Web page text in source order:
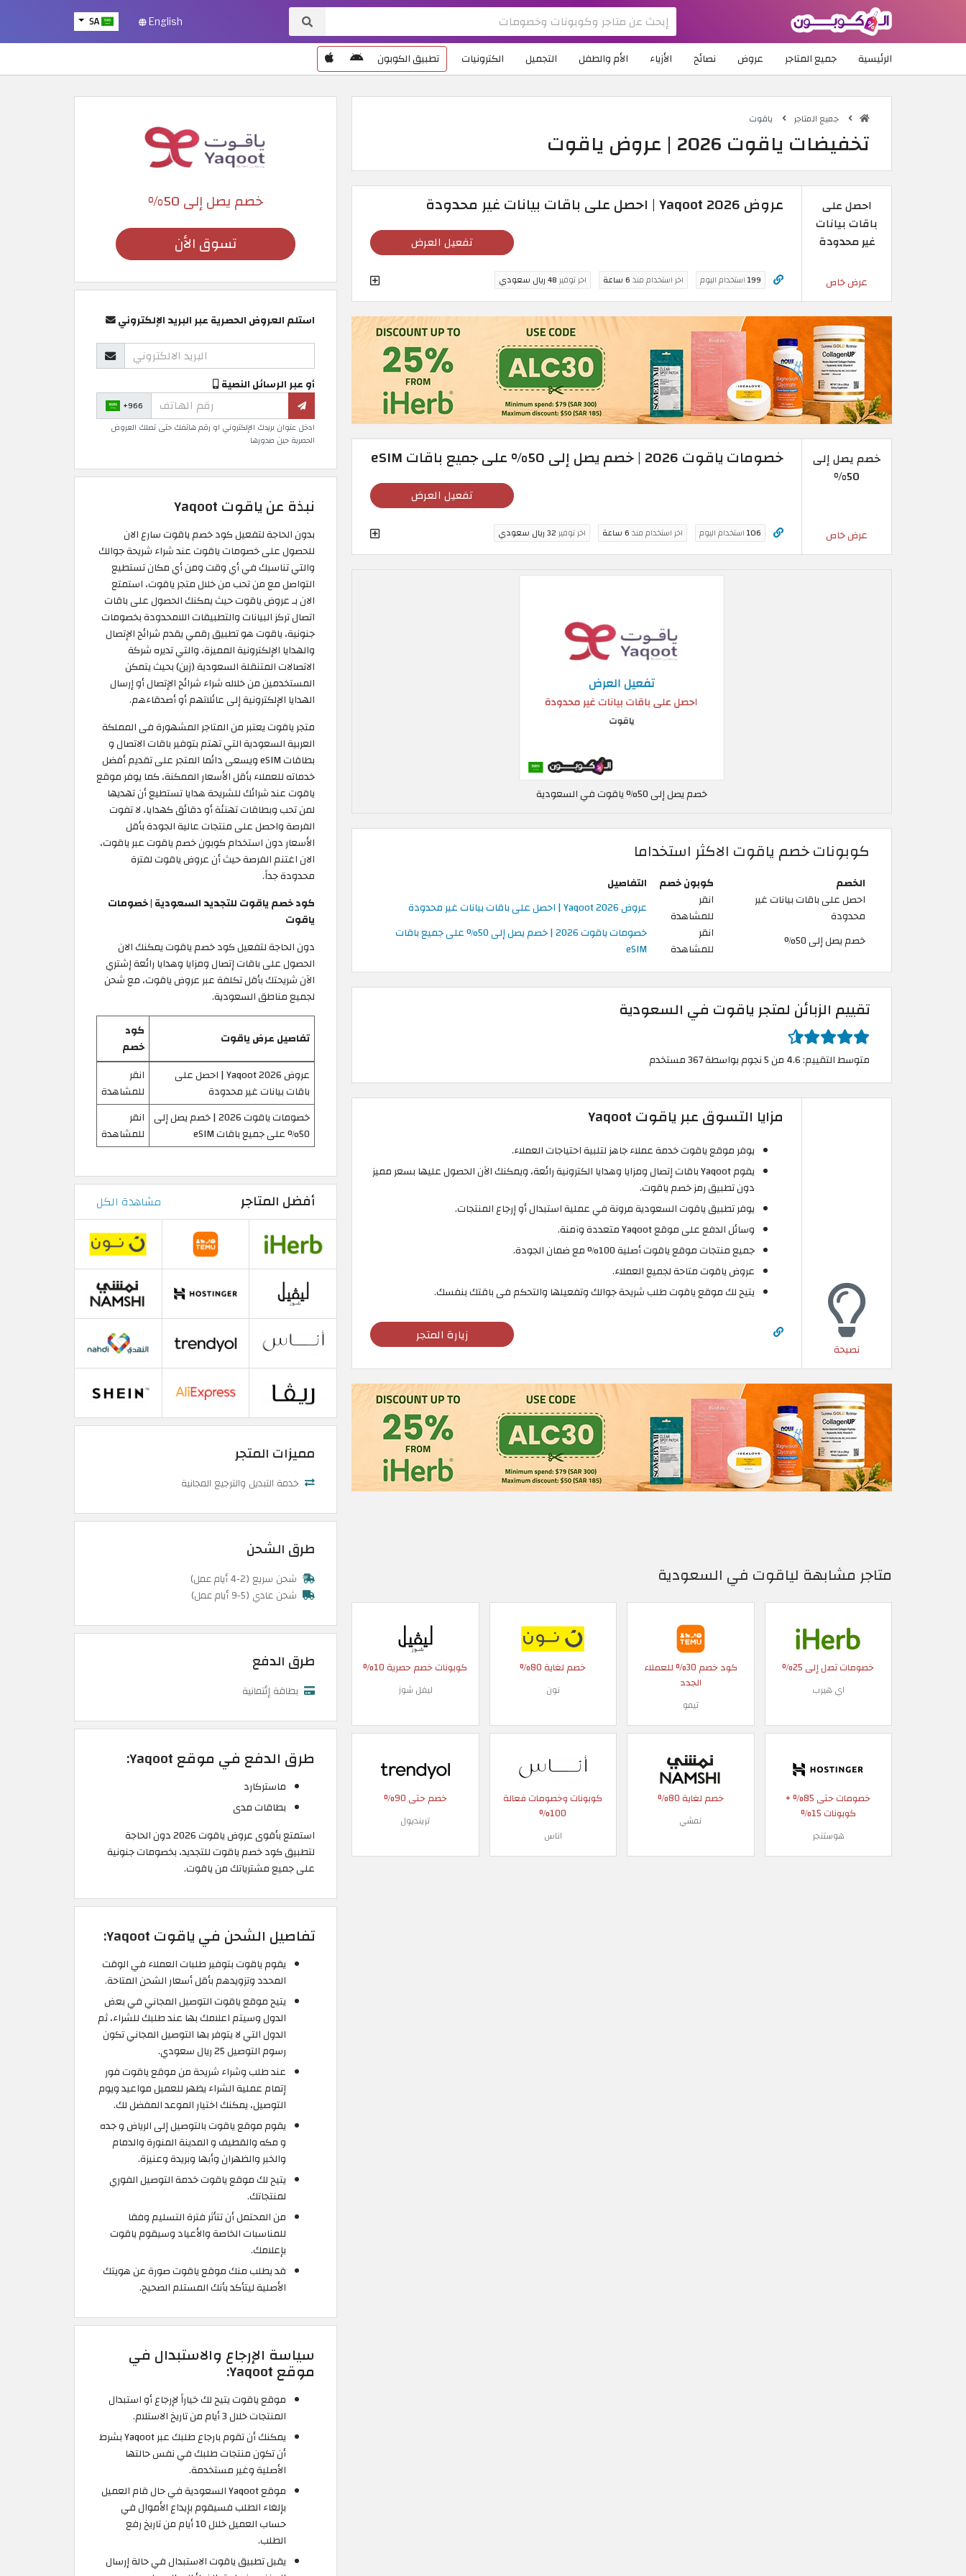
SA English
الرئيسية جميع المتاجر عروض نصائح الأزياء الأم والطفل التجميل الكترونيات تطبيق الكوبون
جميع المتاجر ياقوت
تخفيضات ياقوت 2026 | عروض ياقوت
احصل على
باقات بيانات
غير محدودة
عرض خاص
عروض Yaqoot 2026 | احصل على باقات بيانات غير محدودة
تفعيل العرض
199استخدام اليوم اخر استخدام منذ6 ساعة اخر توفير48 ريال سعودي
خصم يصل إلى
50%
عرض خاص
خصومات ياقوت 2026 | خصم يصل إلى 50% على جميع باقات eSIM
تفعيل العرض
106استخدام اليوم اخر استخدام منذ6 ساعة اخر توفير32 ريال سعودي
خصم يصل إلى 50% ياقوت في السعودية
كوبونات خصم ياقوت الاكثر استخداما
الخصم كوبون خصم
التفاصيل
احصل على باقات بيانات غير
محدودة
انقر
للمشاهدة
عروض Yaqoot 2026 | احصل على باقات بيانات غير محدودة
خصم يصل إلى 50%
انقر
للمشاهدة
خصومات ياقوت 2026 | خصم يصل إلى 50% على جميع باقات
eSIM
تقييم الزبائن لمتجر ياقوت في السعودية
متوسط التقييم: 4.6 من 5 نجوم بواسطة 367 مستخدم
نصيحة
مزايا التسوق عبر ياقوت Yaqoot
يوفر موقع ياقوت خدمة عملاء جاهز لتلبية احتياجات العملاء.
يقوم Yaqoot باقات إتصال ومزايا وهدايا الكترونية رائعة، ويمكنك الآن الحصول عليها بسعر مميز
دون تطبيق رمز خصم ياقوت.
يوفر تطبيق ياقوت السعودية مرونة في عملية استبدال أو إرجاع المنتجات.
وسائل الدفع على موقع Yaqoot متعددة وآمنة.
جميع منتجات موقع ياقوت أصلية 100% مع ضمان الجودة.
عروض ياقوت متاحة لجميع العملاء.
يتيح لك موقع ياقوت طلب شريحة جوالك وتفعيلها والتحكم فى باقتك بنفسك.
زيارة المتجر
متاجر مشابهة لياقوت في السعودية
خصومات تصل إلى 25%
اي هيرب
كود خصم 30% للعملاء
الجدد
تيمو
خصم لغاية 80%
نون
كوبونات خصم حصرية 10%
ليفل شوز
خصومات حتى 85% +
كوبونات 15%
هوستنجر
خصم لغاية 80%
نمشي
كوبونات وخصومات فعالة
100%
اناس
خصم حتى 90%
ترينديول
خصم يصل إلى 50%
تسوق الأن
استلم العروض الحصرية عبر البريد الإلكتروني
أو عبر الرسائل النصية
+966
ادخل عنوان بريدك الإلكتروني او رقم هاتفك حتى تصلك العروض
الحصرية حين صدورها
نبذة عن ياقوت Yaqoot
بدون الحاجة لتفعيل كود خصم ياقوت سارع الان
للحصول على خصومات ياقوت عند شراء شريحة جوالك
والتي تناسبك في أي وقت ومن أي مكان تستطيع
التواصل مع من تحب من خلال متجر ياقوت، استمتع
الان بـ عروض ياقوت حيث يمكنك الحصول على باقات
اتصال تركز البيانات والتطبيقات اللامحدودة بخصومات
جنونية، ياقوت هو تطبيق رقمي يقدم شرائح الإتصال
والهدايا الإلكترونية المميزة، والتي تديره شركة
الاتصالات المتنقلة السعودية (زين) بحيث يتمكن
المستخدمين من خلاله شراء شرائح الإتصال أو إرسال
الهدايا الإلكترونية إلى عائلاتهم أو أصدقاءهم.
متجر ياقوت يعتبر من المتاجر المشهورة فى المملكة
العربية السعودية التي تهتم بتوفير باقات الاتصال و
بطاقات eSIM ويسعى دائما المتجر على تقديم أفضل
خدماته للعملاء بأقل الأسعار الممكنة، كما يوفر موقع
ياقوت عند شرائك للشريحة هدايا تستطيع أن تهديها
لمن تحب وبطاقات تهنئة أو دقائق كهدايا، لا تفوت
الفرصة واحصل على منتجات عالية الجودة بأقل
الأسعار دون استخدام كوبون خصم ياقوت عبر ياقوت،
الان اغتنم الفرصة حيث أن عروض ياقوت لفترة
محدودة جداً.
كود خصم ياقوت للتجديد السعودية | خصومات
ياقوت
دون الحاجة لتفعيل كود خصم ياقوت يمكنك الان
الحصول على باقات إتصال ومزايا وهدايا رائعة إشتري
الآن شريحتك بأقل تكلفة عبر عروض ياقوت، مع شحن
لجميع مناطق السعودية.
تفاصيل عرض ياقوت
كود
خصم
عروض Yaqoot 2026 | احصل على
باقات بيانات غير محدودة
انقر
للمشاهدة
خصومات ياقوت 2026 | خصم يصل إلى
50% على جميع باقات eSIM
انقر
للمشاهدة
أفضل المتاجر مشاهدة الكل
مميزات المتجر
خدمة التبديل والترجيع المجانية
طرق الشحن
شحن سريع (2-4 أيام عمل)
شحن عادي (5-9 أيام عمل)
طرق الدفع
بطاقة إئتمانية
طرق الدفع في موقع Yaqoot:
ماستركارد
بطاقات مدى
استمتع بأقوى عروض ياقوت 2026 دون الحاجة
لتطبيق كود خصم ياقوت للتجديد، بخصومات جنونية
على جميع مشترياتك من ياقوت.
تفاصيل الشحن في ياقوت Yaqoot:
يقوم ياقوت بتوفير طلبات العملاء في الوقت
المحدد وتزويدهم بأقل أسعار الشحن المتاحة.
يتيح موقع ياقوت التوصيل المجاني في بعض
الدول وسيتم اعلامك بها عند طلبك للشراء، ثم
الدول التي لا يتوفر بها التوصيل المجاني تكون
رسوم التوصيل 25 ريال سعودي.
عند طلب وشراء شريحة من موقع ياقوت فور
إتمام عملية الشراء يظهر للعميل مواعيد ويوم
التوصيل، يمكنك اختيار الموعد المفضل لك.
يقوم موقع ياقوت بالتوصيل إلى الرياض و جده
و مكه والقطيف و المدينة المنورة والدمام
والخبر والظهران وأبها وبريدة وعنيزة.
يتيح لك موقع ياقوت خدمة التوصيل الفوري
لمنتجاتك.
من المحتمل أن تتأثر فترة التسليم وفقا
للمناسبات الخاصة والأعياد وسيقوم ياقوت
بإعلامك.
قد يطلب منك موقع ياقوت صورة عن هويتك
الأصلية ليتأكد بأنك المستلم الصحيح.
سياسة الإرجاع والاستبدال في
موقع Yaqoot:
موقع ياقوت يتيح لك خياراً لإرجاع أو استبدال
المنتجات خلال 3 أيام من تاريخ الاستلام.
يمكنك أن تقوم بارجاع طلبك عبر Yaqoot بشرط
أن تكون منتجات طلبك في نفس حالتها
الأصلية وغير مستخدمة.
موقع Yaqoot السعودية في حال قام العميل
بإلغاء الطلب فسيقوم بإيداع الأموال في
حساب العميل خلال 10 أيام من تاريخ رفع
الطلب.
يقبل تطبيق ياقوت الاستبدال في حالة إرسال